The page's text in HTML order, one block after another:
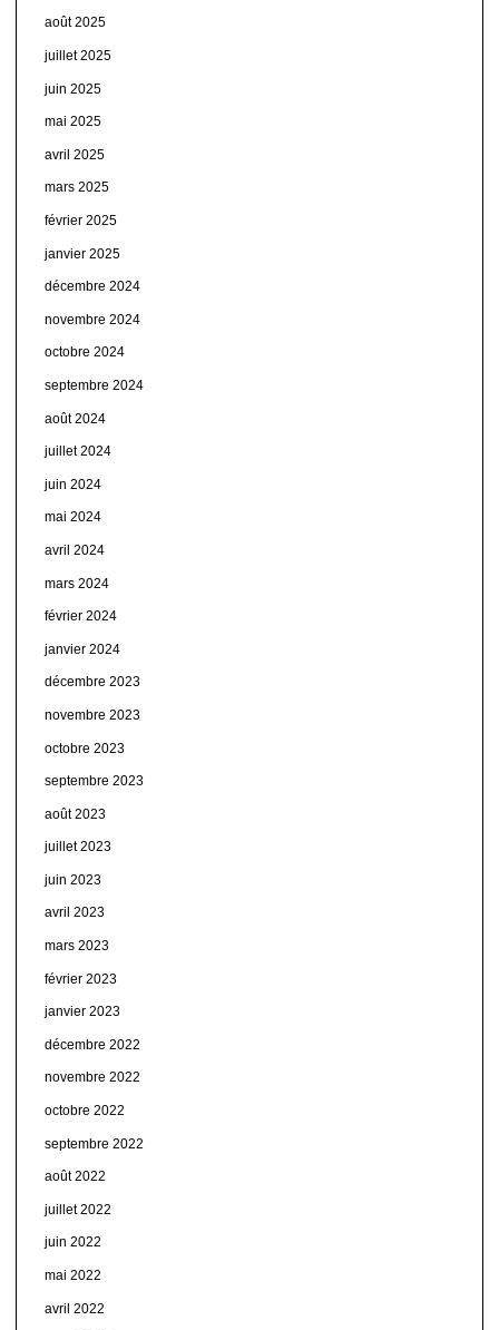
août 2025
juillet 2025
juin 2025
mai 2025
avril 2025
mars 2025
février 2025
janvier 2025
décembre 2024
novembre 2024
octobre 2024
septembre 2024
août 2024
juillet 2024
juin 2024
mai 2024
avril 2024
mars 2024
février 2024
janvier 2024
décembre 2023
novembre 2023
octobre 2023
septembre 2023
août 2023
juillet 2023
juin 2023
avril 2023
mars 2023
février 2023
janvier 2023
décembre 2022
novembre 2022
octobre 2022
septembre 2022
août 2022
juillet 2022
juin 2022
mai 2022
avril 2022